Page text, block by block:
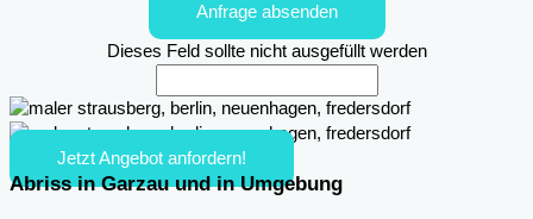
Anfrage absenden
Dieses Feld sollte nicht ausgefüllt werden
Jetzt Angebot anfordern!
Abriss in Garzau und in Umgebung